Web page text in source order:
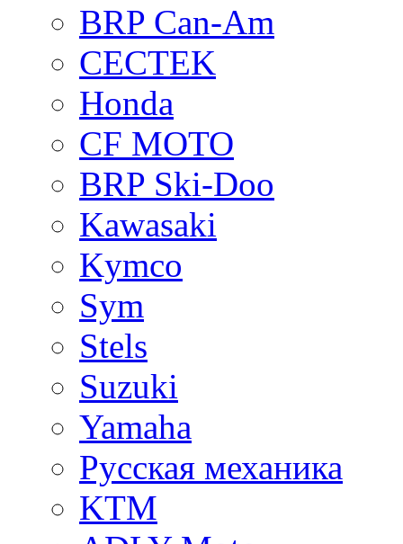
BRP Can-Am
CECTEK
Honda
CF MOTO
BRP Ski-Doo
Kawasaki
Kymco
Sym
Stels
Suzuki
Yamaha
Русская механика
KTM